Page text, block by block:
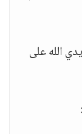
الله على